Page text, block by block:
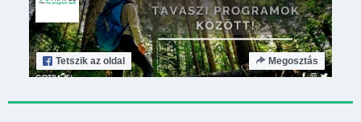
Tetszik az oldal Megosztás